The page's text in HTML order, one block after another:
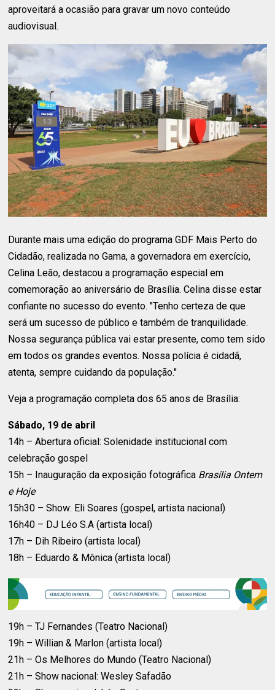
aproveitará a ocasião para gravar um novo conteúdo
audiovisual.
Durante mais uma edição do programa GDF Mais Perto do
Cidadão, realizada no Gama, a governadora em exercício,
Celina Leão, destacou a programação especial em
comemoração ao aniversário de Brasília. Celina disse estar
confiante no sucesso do evento. "Tenho certeza de que
será um sucesso de público e também de tranquilidade.
Nossa segurança pública vai estar presente, como tem sido
em todos os grandes eventos. Nossa polícia é cidadã,
atenta, sempre cuidando da população."
Veja a programação completa dos 65 anos de Brasília:
Sábado, 19 de abril
14h – Abertura oficial: Solenidade institucional com
celebração gospel
15h – Inauguração da exposição fotográfica Brasília Ontem
e Hoje
15h30 – Show: Eli Soares (gospel, artista nacional)
16h40 – DJ Léo S.A (artista local)
17h – Dih Ribeiro (artista local)
18h – Eduardo & Mônica (artista local)
19h – TJ Fernandes (Teatro Nacional)
19h – Willian & Marlon (artista local)
21h – Os Melhores do Mundo (Teatro Nacional)
21h – Show nacional: Wesley Safadão